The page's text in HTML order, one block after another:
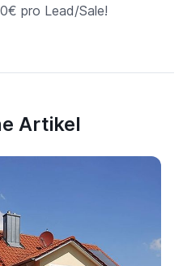
pro Lead/Sale!
Artikel